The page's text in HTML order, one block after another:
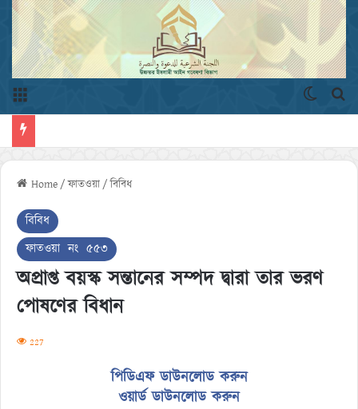
Home / ফাতওয়া / বিবিধ
বিবিধ
ফাতওয়া নং ৫৫৩
অপ্রাপ্ত বয়স্ক সন্তানের সম্পদ দ্বারা তার ভরণ
পোষণের বিধান
227
পিডিএফ ডাউনলোড করুন
ওয়ার্ড ডাউনলোড করুন